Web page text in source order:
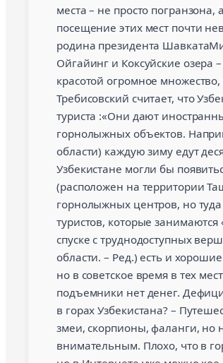
места – не просто
посещение этих мест почти
родина президента
Ойгайинг и Коксуйские озера
красотой огромное
Требисовский считает, что
туриста :«Они дают
горнолыжных объектов.
области) каждую зиму едут
Узбекистане могли бы
(расположен на территории
горнолыжных центров, но
туристов, которые
спуске с труднодоступных
области. – Ред.) есть и
но в советское время в тех
подъемники нет денег.
в горах Узбекистана? –
змеи, скорпионы, фаланги, но
внимательным. Плохо, что в